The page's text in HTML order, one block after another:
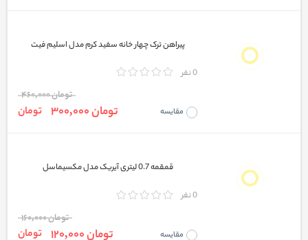
پیراهن ترک چهار خانه سفید کرم مدل اسلیم فیت
0 نفر
مقایسه
تومان 460,000
تومان 300,000 تومان
قمقمه 0.7 لیتری آیریک مدل مکسیماسل
0 نفر
مقایسه
تومان 160,000
تومان 120,000 تومان